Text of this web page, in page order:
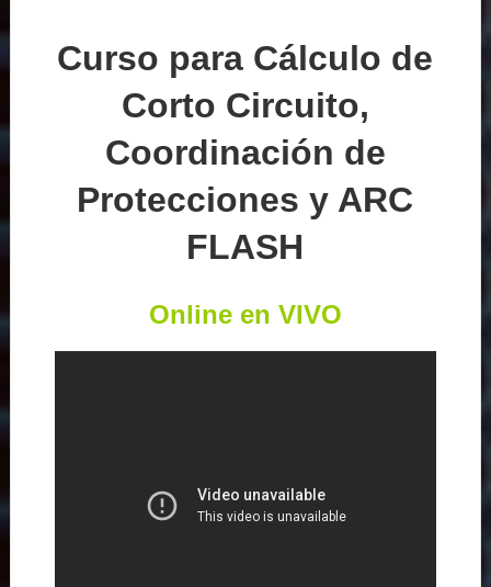
Curso para Cálculo de
Corto Circuito,
Coordinación de
Protecciones y ARC
FLASH
Online en VIVO